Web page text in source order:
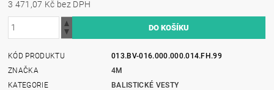
3 471,07 Kč bez DPH
KÓD PRODUKTU
013.BV-016.000.000.014.FH.99
ZNAČKA
4M
KATEGORIE
BALISTICKÉ VESTY